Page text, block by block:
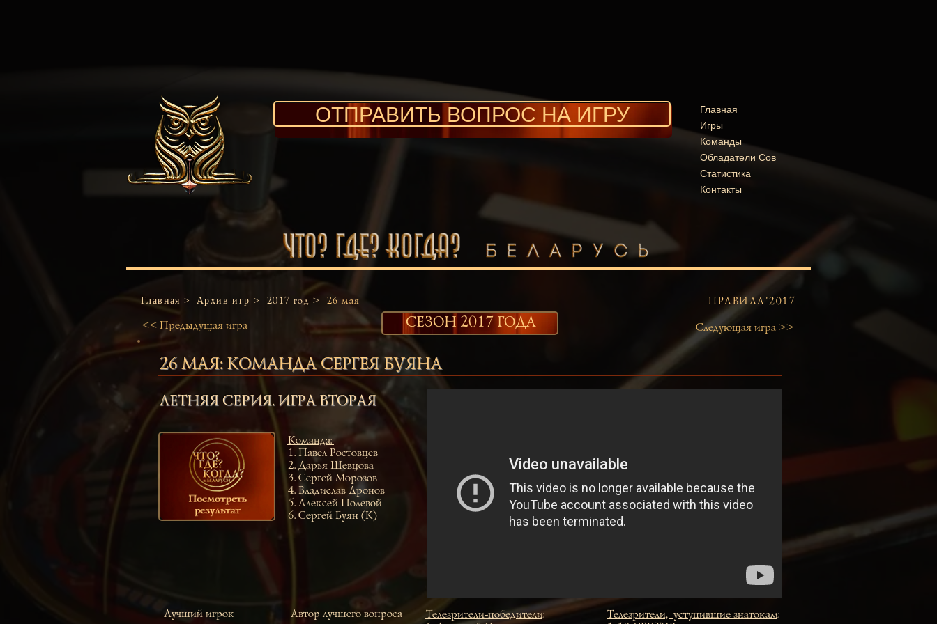
ОТПРАВИТЬ ВОПРОС НА ИГРУ
Главная
Игры
Команды
Обладатели Сов
Статистика
Контакты
Главная > Архив игр > 2017 год > 26 мая
<< Предыдущая игра СЕЗОН 2017 ГОДА
ПРАВИЛА'2017
Следующая игра >>
26 МАЯ: КОМАНДА СЕРГЕЯ БУЯНА
ЛЕТНЯЯ СЕРИЯ. ИГРА ВТОРАЯ
Команда:
1. Павел Ростовцев
2. Дарья Шевцова
3. Сергей Морозов
4. Владислав Дронов
5. Алексей Полевой
6. Сергей Буян (К)
Лучший игрок Автор лучшего вопроса Телезрители-победители:
Телезрители,уступившие знатокам: